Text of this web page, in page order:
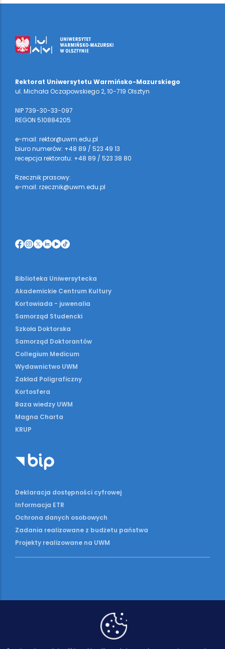
Rektorat Uniwersytetu Warmińsko-Mazurskiego
ul. Michała Oczapowskiego 2, 10-719 Olsztyn
NIP 739-30-33-097
REGON 510884205
e-mail: rektor@uwm.edu.pl
biuro numerów: +48 89 / 523 49 13
recepcja rektoratu: +48 89 / 523 38 80
Rzecznik prasowy:
e-mail: rzecznik@uwm.edu.pl
Biblioteka Uniwersytecka
Akademickie Centrum Kultury
Kortowiada - juwenalia
Samorząd Studencki
Szkoła Doktorska
Samorząd Doktorantów
Collegium Medicum
Wydawnictwo UWM
Zakład Poligraficzny
Kortosfera
Baza wiedzy UWM
Magna Charta
KRUP
Deklaracja dostępności cyfrowej
Informacja ETR
Ochrona danych osobowych
Zadania realizowane z budżetu państwa
Projekty realizowane na UWM